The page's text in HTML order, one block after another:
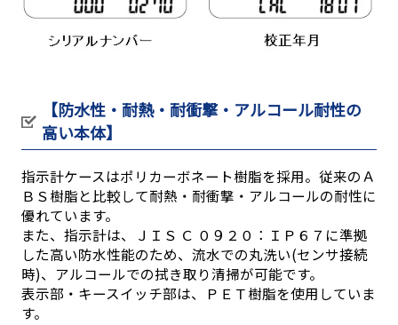
【防水性・耐熱・耐衝撃・アルコール耐性の
高い本体】
指示計ケースはポリカーボネート樹脂を採用。従来のＡ
ＢＳ樹脂と比較して耐熱・耐衝撃・アルコールの耐性に
優れています。
また、指示計は、ＪＩＳ Ｃ ０９２０：ＩＰ６７に準拠
した高い防水性能のため、流水での丸洗い(センサ接続
時)、アルコールでの拭き取り清掃が可能です。
表示部・キースイッチ部は、ＰＥＴ樹脂を使用していま
す。